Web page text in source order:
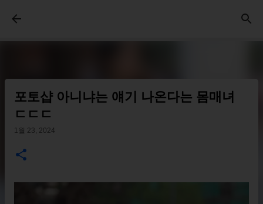
포토샵 아니냐는 얘기 나온다는 몸매녀
ㄷㄷㄷ
1월 23, 2024